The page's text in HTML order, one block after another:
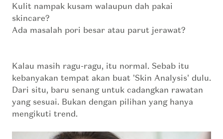
Kulit nampak kusam walaupun dah pakai
skincare?
Ada masalah pori besar atau parut jerawat?
Kalau masih ragu-ragu, itu normal. Sebab itu
kebanyakan tempat akan buat 'Skin Analysis' dulu.
Dari situ, baru senang untuk cadangkan rawatan
yang sesuai. Bukan dengan pilihan yang hanya
mengikuti trend.